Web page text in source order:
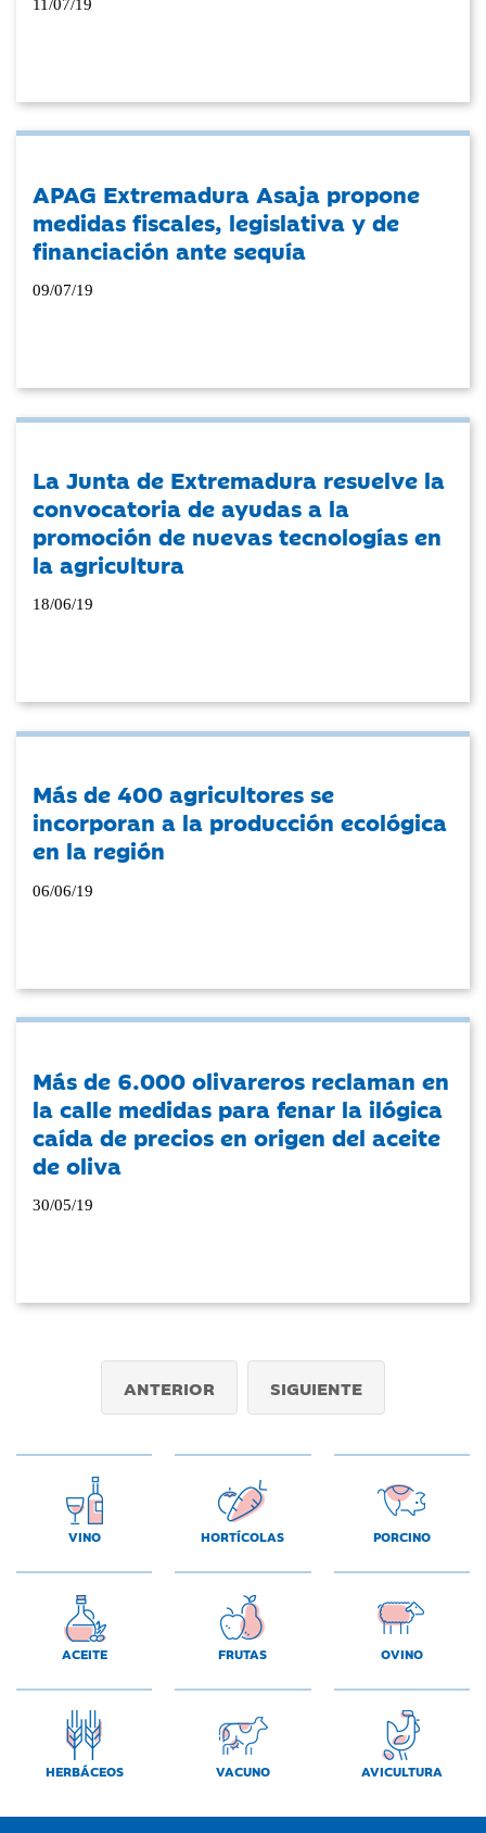
11/07/19
APAG Extremadura Asaja propone
medidas fiscales, legislativa y de
financiación ante sequía
09/07/19
La Junta de Extremadura resuelve la
convocatoria de ayudas a la
promoción de nuevas tecnologías en
la agricultura
18/06/19
Más de 400 agricultores se
incorporan a la producción ecológica
en la región
06/06/19
Más de 6.000 olivareros reclaman en
la calle medidas para fenar la ilógica
caída de precios en origen del aceite
de oliva
30/05/19
ANTERIOR SIGUIENTE
VINO HORTÍCOLAS PORCINO
ACEITE FRUTAS OVINO
HERBÁCEOS VACUNO AVICULTURA